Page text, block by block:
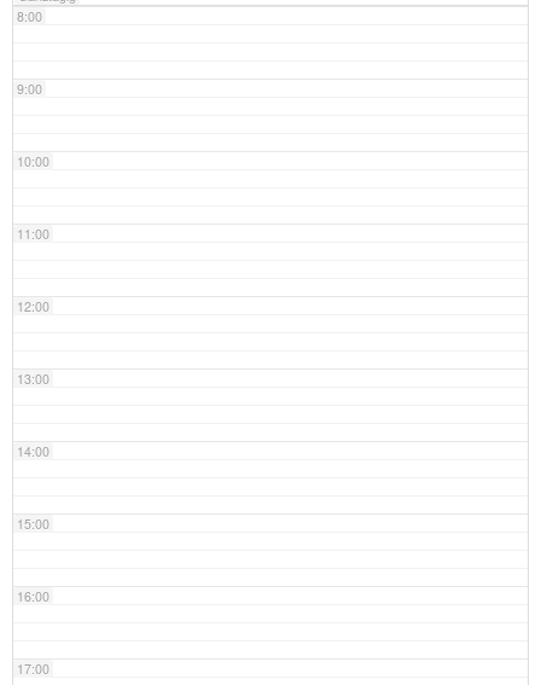
8:00
9:00
10:00
11:00
12:00
13:00
14:00
15:00
16:00
17:00